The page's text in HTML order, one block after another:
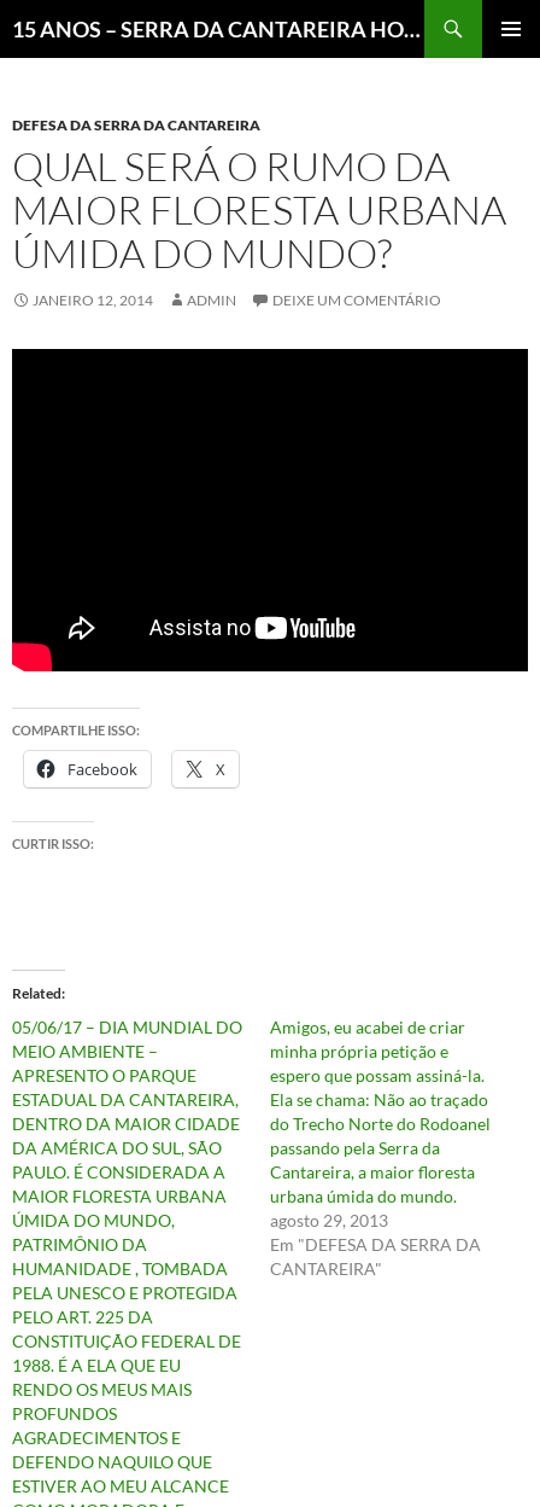
15 ANOS – SERRA DA CANTAREIRA HOJE E COTIDIANO DO BRASIL E DO MUNDO
DEFESA DA SERRA DA CANTAREIRA
QUAL SERÁ O RUMO DA
MAIOR FLORESTA URBANA
ÚMIDA DO MUNDO?
JANEIRO 12, 2014 ADMIN DEIXE UM COMENTÁRIO
COMPARTILHE ISSO:
Facebook X
CURTIR ISSO:
Related
05/06/17 – DIA MUNDIAL DO
MEIO AMBIENTE –
APRESENTO O PARQUE
ESTADUAL DA CANTAREIRA,
DENTRO DA MAIOR CIDADE
DA AMÉRICA DO SUL, SÃO
PAULO. É CONSIDERADA A
MAIOR FLORESTA URBANA
ÚMIDA DO MUNDO,
PATRIMÔNIO DA
HUMANIDADE , TOMBADA
PELA UNESCO E PROTEGIDA
PELO ART. 225 DA
CONSTITUIÇÃO FEDERAL DE
1988. É A ELA QUE EU
RENDO OS MEUS MAIS
PROFUNDOS
AGRADECIMENTOS E
DEFENDO NAQUILO QUE
ESTIVER AO MEU ALCANCE
Amigos, eu acabei de criar
minha própria petição e
espero que possam assiná-la.
Ela se chama: Não ao traçado
do Trecho Norte do Rodoanel
passando pela Serra da
Cantareira, a maior floresta
urbana úmida do mundo.
agosto 29, 2013
Em "DEFESA DA SERRA DA
CANTAREIRA"